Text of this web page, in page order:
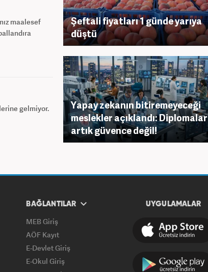
maalesef
gelmiyor.
Şeftali fiyatları 1 günde yarıya
düştü
Yapay zekanın bitiremeyeceği
meslekler açıklandı: Diplomalar
artık güvence değil!
BAĞLANTILAR
MEB Giriş
AÖF Kayıt
E-Devlet Giriş
E-Okul Giriş
UYGULAMALAR